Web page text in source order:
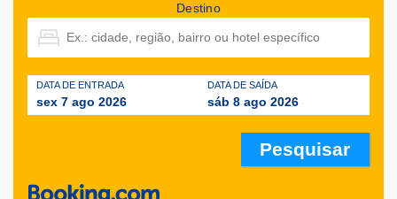
Destino
DATA DE ENTRADA
sex 7 ago 2026
DATA DE SAÍDA
sáb 8 ago 2026